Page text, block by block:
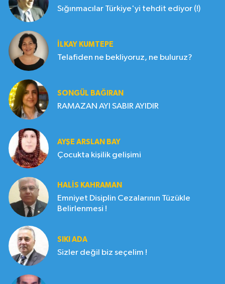
Sığınmacılar Türkiye'yi tehdit ediyor (!)
İLKAY KUMTEPE
Telafiden ne bekliyoruz, ne buluruz?
SONGÜL BAĞIRAN
RAMAZAN AYI SABIR AYIDIR
AYŞE ARSLAN BAY
Çocukta kişilik gelişimi
HALIS KAHRAMAN
Emniyet Disiplin Cezalarının Tüzükle
Belirlenmesi !
SIKI ADA
Sizler değil biz seçelim !